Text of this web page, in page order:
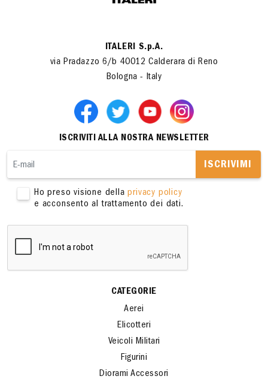
ITALERI S.p.A.
via Pradazzo 6/b 40012 Calderara di Reno
Bologna - Italy
ISCRIVITI ALLA NOSTRA NEWSLETTER
ISCRIVIMI
Ho preso visione dellaprivacy policy
e acconsento al trattamento dei dati.
CATEGORIE
Aerei
Elicotteri
Veicoli Militari
Figurini
Diorami Accessori